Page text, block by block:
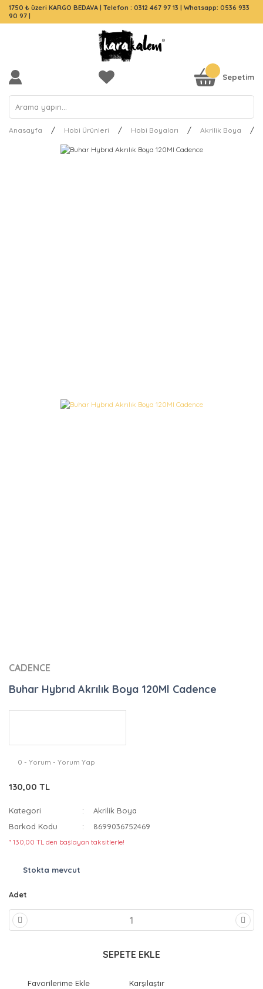
1750 ₺ üzeri KARGO BEDAVA | Telefon : 0312 467 97 13 | Whatsapp: 0536 933
90 97 |
Sepetim
Anasayfa Hobi Ürünleri Hobi Boyaları Akrilik Boya
CADENCE
Buhar Hybrıd Akrılık Boya 120Ml Cadence
0 - Yorum - Yorum Yap
130,00 TL
Kategori
Akrilik Boya
Barkod Kodu
8699036752469
* 130,00 TL den başlayan taksitlerle!
Stokta mevcut
Adet
SEPETE EKLE
Karşılaştır